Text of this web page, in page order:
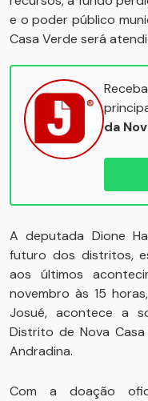
e o poder público
Casa Verde será
da
A deputada Dione
futuro dos distritos,
aos últimos
novembro às 15
Josué, acontece a
Distrito de Nova
Andradina.
Com a doação